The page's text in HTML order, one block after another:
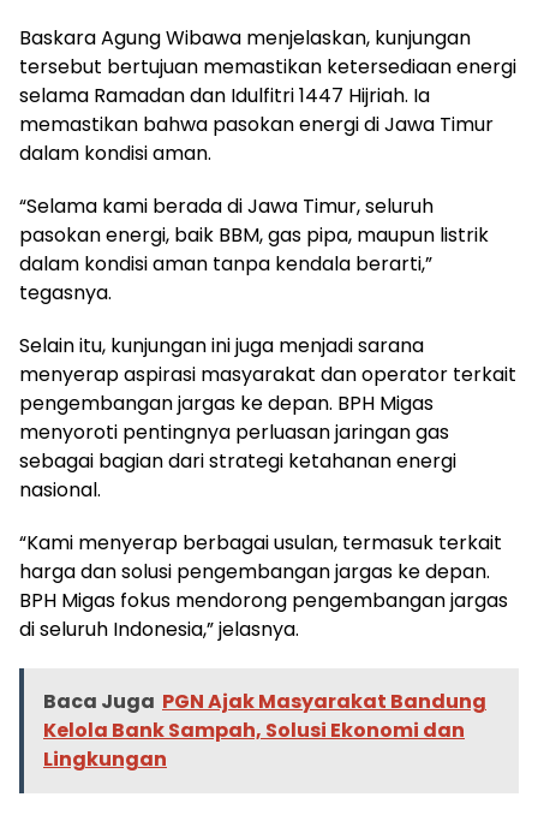
Baskara Agung Wibawa menjelaskan, kunjungan
tersebut bertujuan memastikan ketersediaan energi
selama Ramadan dan Idulfitri 1447 Hijriah. Ia
memastikan bahwa pasokan energi di Jawa Timur
dalam kondisi aman.
“Selama kami berada di Jawa Timur, seluruh
pasokan energi, baik BBM, gas pipa, maupun listrik
dalam kondisi aman tanpa kendala berarti,”
tegasnya.
Selain itu, kunjungan ini juga menjadi sarana
menyerap aspirasi masyarakat dan operator terkait
pengembangan jargas ke depan. BPH Migas
menyoroti pentingnya perluasan jaringan gas
sebagai bagian dari strategi ketahanan energi
nasional.
“Kami menyerap berbagai usulan, termasuk terkait
harga dan solusi pengembangan jargas ke depan.
BPH Migas fokus mendorong pengembangan jargas
di seluruh Indonesia,” jelasnya.
Baca Juga PGN Ajak Masyarakat Bandung
Kelola Bank Sampah, Solusi Ekonomi dan
Lingkungan